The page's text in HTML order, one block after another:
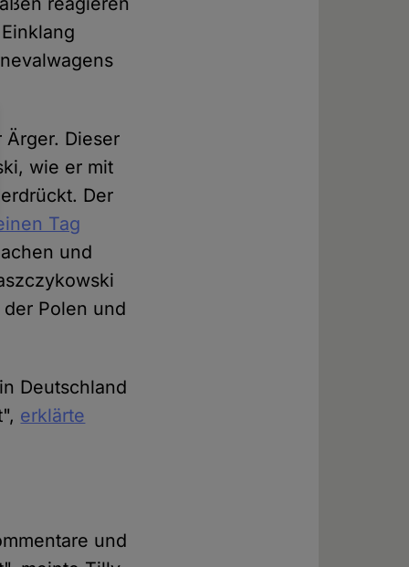
Dieser
wie er mit
Der
Tag
und
Polen und
Deutschland
erklärte
und